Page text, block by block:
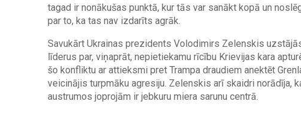
tagad ir nonākušas punktā, kur tās var sanākt kopā un
par to, ka tas nav izdarīts agrāk.
Savukārt Ukrainas prezidents Volodimirs Zelenskis
līderus par, viņaprāt, nepietiekamu rīcību Krievijas kara
šo konfliktu ar attieksmi pret Trampa draudiem anektēt
veicinājis turpmāku agresiju. Zelenskis arī skaidri norādīja,
austrumos joprojām ir jebkuru miera sarunu centrā.